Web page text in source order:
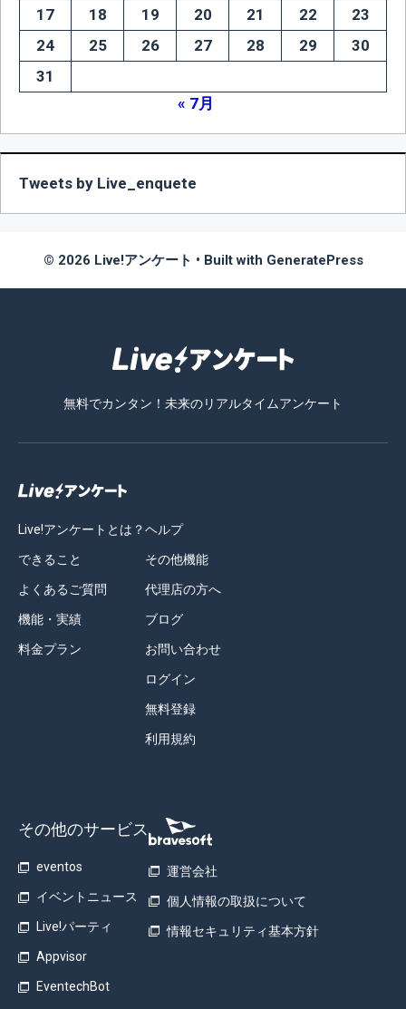
17
18 19 20 21 22
23
24
25 26 27 28 29
30
31
« 7月
Tweets by Live_enquete
© 2026 Live!アンケート • Built with GeneratePress
無料でカンタン！未来のリアルタイムアンケート
Live!アンケートとは？
できること
よくあるご質問
機能・実績
料金プラン
ヘルプ
その他機能
代理店の方へ
ブログ
お問い合わせ
ログイン
無料登録
利用規約
その他のサービス
eventos
イベントニュース
Live!パーティ
Appvisor
EventechBot
運営会社
個人情報の取扱について
情報セキュリティ基本方針